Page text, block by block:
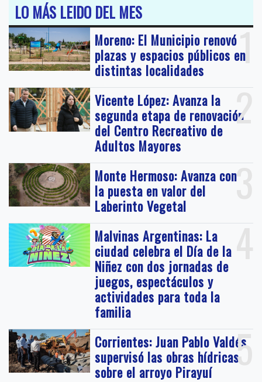
LO MÁS LEIDO DEL MES
1
Moreno: El Municipio renovó
plazas y espacios públicos en
distintas localidades
2
Vicente López: Avanza la
segunda etapa de renovación
del Centro Recreativo de
Adultos Mayores
3
Monte Hermoso: Avanza con
la puesta en valor del
Laberinto Vegetal
4
Malvinas Argentinas: La
ciudad celebra el Día de la
Niñez con dos jornadas de
juegos, espectáculos y
actividades para toda la
familia
5
Corrientes: Juan Pablo Valdés
supervisó las obras hídricas
sobre el arroyo Pirayuí